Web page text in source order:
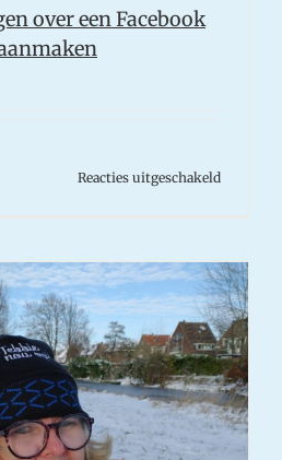
over een Facebook
Reacties uitgeschakeldvoor
over
een
Facebook